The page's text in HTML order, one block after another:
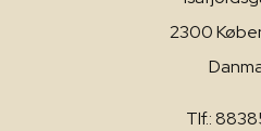
2300
Tlf.: